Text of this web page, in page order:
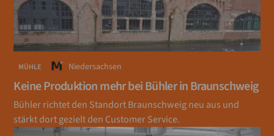
MÜHLE Niedersachsen
Keine Produktion mehr bei Bühler in Braunschweig
Bühler richtet den Standort Braunschweig neu aus und
stärkt dort gezielt den Customer Service.